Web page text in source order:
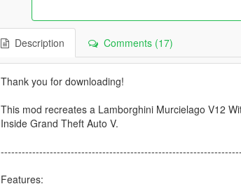
Description Comments (17)
Thank you for downloading!
This mod recreates a Lamborghini Murcielago V12
Inside Grand Theft Auto V.
Features: